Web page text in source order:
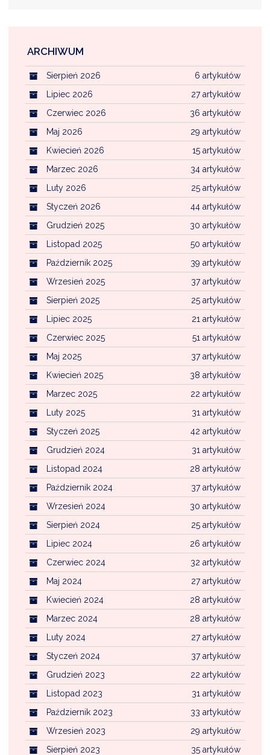
ARCHIWUM
6 artykułów
Sierpień 2026
27 artykułów
Lipiec 2026
36 artykułów
Czerwiec 2026
29 artykułów
Maj 2026
15 artykułów
Kwiecień 2026
34 artykułów
Marzec 2026
25 artykułów
Luty 2026
44 artykułów
Styczeń 2026
30 artykułów
Grudzień 2025
50 artykułów
Listopad 2025
39 artykułów
Październik 2025
37 artykułów
Wrzesień 2025
25 artykułów
Sierpień 2025
21 artykułów
Lipiec 2025
51 artykułów
Czerwiec 2025
37 artykułów
Maj 2025
38 artykułów
Kwiecień 2025
22 artykułów
Marzec 2025
31 artykułów
Luty 2025
42 artykułów
Styczeń 2025
31 artykułów
Grudzień 2024
28 artykułów
Listopad 2024
37 artykułów
Październik 2024
30 artykułów
Wrzesień 2024
25 artykułów
Sierpień 2024
26 artykułów
Lipiec 2024
32 artykułów
Czerwiec 2024
27 artykułów
Maj 2024
28 artykułów
Kwiecień 2024
28 artykułów
Marzec 2024
27 artykułów
Luty 2024
37 artykułów
Styczeń 2024
22 artykułów
Grudzień 2023
31 artykułów
Listopad 2023
33 artykułów
Październik 2023
29 artykułów
Wrzesień 2023
35 artykułów
Sierpień 2023